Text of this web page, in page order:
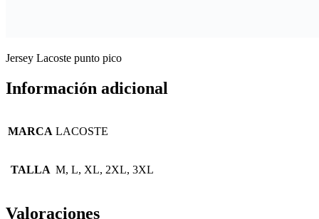
Jersey Lacoste punto pico
Información adicional
MARCA LACOSTE
TALLA M, L, XL, 2XL, 3XL
Valoraciones